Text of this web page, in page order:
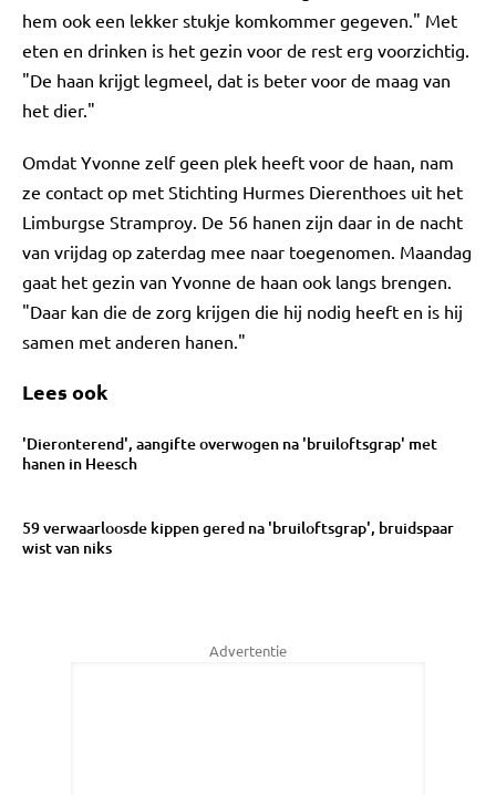
hem ook een lekker stukje komkommer gegeven." Met
eten en drinken is het gezin voor de rest erg voorzichtig.
"De haan krijgt legmeel, dat is beter voor de maag van
het dier."
Omdat Yvonne zelf geen plek heeft voor de haan, nam
ze contact op met Stichting Hurmes Dierenthoes uit het
Limburgse Stramproy. De 56 hanen zijn daar in de nacht
van vrijdag op zaterdag mee naar toegenomen. Maandag
gaat het gezin van Yvonne de haan ook langs brengen.
"Daar kan die de zorg krijgen die hij nodig heeft en is hij
samen met anderen hanen."
Lees ook
'Dieronterend', aangifte overwogen na 'bruiloftsgrap' met
hanen in Heesch
59 verwaarloosde kippen gered na 'bruiloftsgrap', bruidspaar
wist van niks
Advertentie